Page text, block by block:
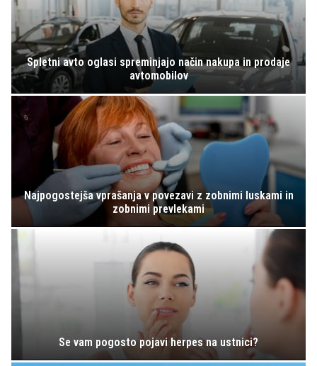
Spletni avto oglasi spreminjajo način nakupa in prodaje
avtomobilov
Najpogostejša vprašanja v povezavi z zobnimi luskami in
zobnimi prevlekami
Se vam pogosto pojavi herpes na ustnici?